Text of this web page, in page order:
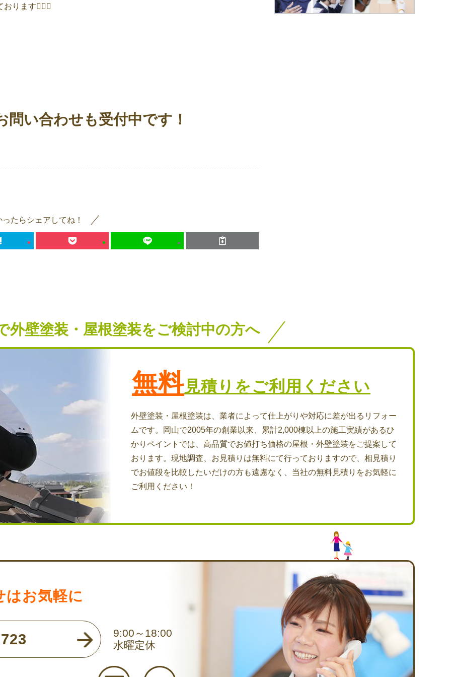
ります🙇🏻‍♂️
い合わせも受付中です！
ったらシェアしてね！
外壁塗装・屋根塗装をご検討中の方へ
無料見積りをご利用ください
外壁塗装・屋根塗装は、業者によって仕上がりや対応に差が出るリフォー
ムです。岡山で2005年の創業以来、累計2,000棟以上の施工実績があるひ
かりペイントでは、高品質でお値打ち価格の屋根・外壁塗装をご提案して
おります。現地調査、お見積りは無料にて行っておりますので、相見積り
でお値段を比較したいだけの方も遠慮なく、当社の無料見積りをお気軽に
ご利用ください！
はお気軽に
9:00～18:00
水曜定休